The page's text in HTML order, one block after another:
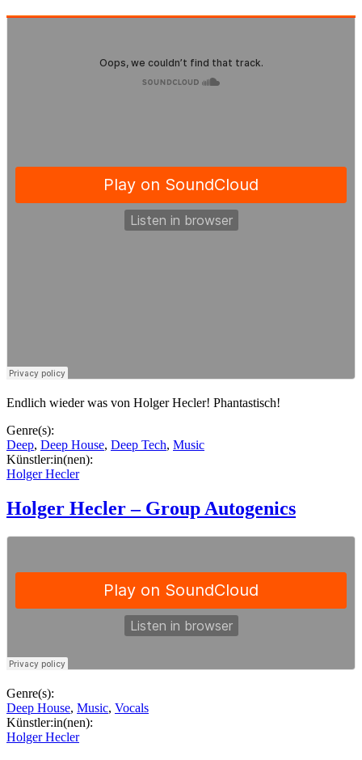
Endlich wieder was von Holger Hecler! Phantastisch!
Genre(s):
Deep, Deep House, Deep Tech, Music
Künstler:in(nen):
Holger Hecler
Holger Hecler – Group Autogenics
Genre(s):
Deep House, Music, Vocals
Künstler:in(nen):
Holger Hecler